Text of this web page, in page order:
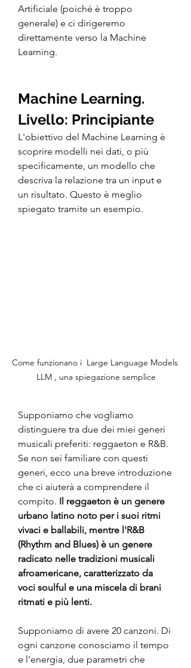
Artificiale (poiché è troppo
generale) e ci dirigeremo
direttamente verso la Machine
Learning.
Machine Learning.
Livello: Principiante
L'obiettivo del Machine Learning è
scoprire modelli nei dati, o più
specificamente, un modello che
descriva la relazione tra un input e
un risultato. Questo è meglio
spiegato tramite un esempio.
Come funzionano i  Large Language Models
LLM , una spiegazione semplice
Supponiamo che vogliamo
distinguere tra due dei miei generi
musicali preferiti: reggaeton e R&B.
Se non sei familiare con questi
generi, ecco una breve introduzione
che ci aiuterà a comprendere il
compito. Il reggaeton è un genere
urbano latino noto per i suoi ritmi
vivaci e ballabili, mentre l'R&B
(Rhythm and Blues) è un genere
radicato nelle tradizioni musicali
afroamericane, caratterizzato da
voci soulful e una miscela di brani
ritmati e più lenti.
Supponiamo di avere 20 canzoni. Di
ogni canzone conosciamo il tempo
e l'energia, due parametri che